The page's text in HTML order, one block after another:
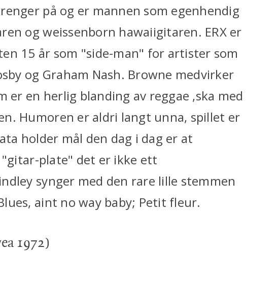
på og er mannen som egenhendig
og weissenborn hawaiigitaren. ERX er
15 år som "side-man" for artister som
og Graham Nash. Browne medvirker
er en herlig blanding av reggae ,ska med
Humoren er aldri langt unna, spillet er
holder mål den dag i dag er at
plate" det er ikke ett
synger med den rare lille stemmen
aint no way baby; Petit fleur.
1972)